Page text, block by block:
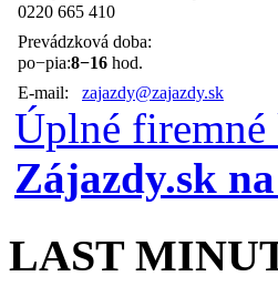
0220 665 410
Prevádzková doba:
po−pia:8−16 hod.
E-mail: zajazdy@zajazdy.sk
Úplné
Zájazdy.sk
LAST